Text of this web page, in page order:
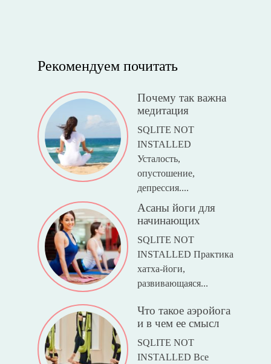
Рекомендуем почитать
Почему так важна
медитация
SQLITE NOT
INSTALLED
Усталость,
опустошение,
депрессия....
Асаны йоги для
начинающих
SQLITE NOT
INSTALLED Практика
хатха-йоги,
развивающаяся...
Что такое аэройога
и в чем ее смысл
SQLITE NOT
INSTALLED Все